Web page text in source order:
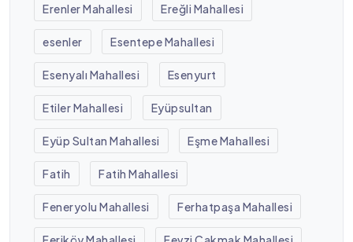
Erenler Mahallesi Ereğli Mahallesi
esenler Esentepe Mahallesi
Esenyalı Mahallesi Esenyurt
Etiler Mahallesi Eyüpsultan
Eyüp Sultan Mahallesi Eşme Mahallesi
Fatih Fatih Mahallesi
Feneryolu Mahallesi Ferhatpaşa Mahallesi